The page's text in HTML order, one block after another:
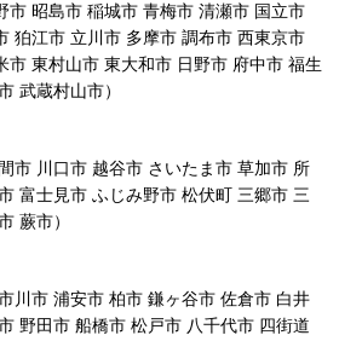
市 昭島市 稲城市 青梅市 清瀬市 国立市
狛江市 立川市 多摩市 調布市 西東京市
市 東村山市 東大和市 日野市 府中市 福生
武蔵村山市）
市 川口市 越谷市 さいたま市 草加市 所
富士見市 ふじみ野市 松伏町 三郷市 三
蕨市）
川市 浦安市 柏市 鎌ヶ谷市 佐倉市 白井
野田市 船橋市 松戸市 八千代市 四街道